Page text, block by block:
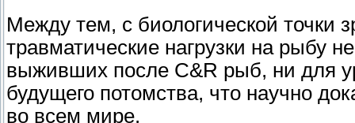
Между тем, с биологической точки
травматические нагрузки на рыбу
выживших после C&R рыб, ни для
будущего потомства, что научно
во всем мире.